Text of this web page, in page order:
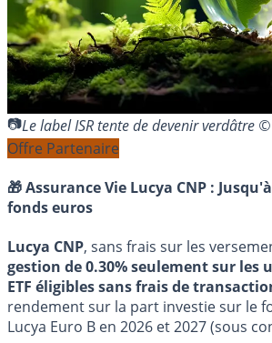
Le label ISR tente de devenir verdâtre
Offre Partenaire
🎁 Assurance Vie Lucya CNP :
fonds euros
Lucya CNP, sans frais sur les
gestion de 0.30% seulement sur les
ETF éligibles sans frais de
rendement sur la part investie sur le
Lucya Euro B en 2026 et 2027 (sous